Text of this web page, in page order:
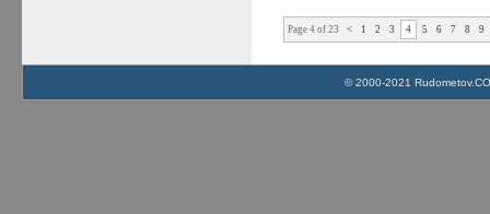
Page 4 of 23 < 1 2 3 4 5 6 7 8 9
© 2000-2021